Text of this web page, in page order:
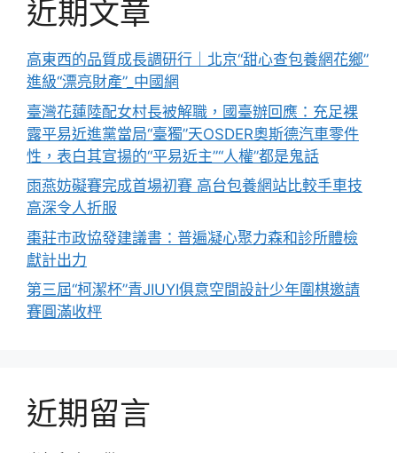
近期文章
高東西的品質成長調研行｜北京“甜心查包養網花鄉”
進級“漂亮財產”_中國網
臺灣花蓮陸配女村長被解職，國臺辦回應：充足裸
露平易近進黨當局“臺獨”天OSDER奧斯德汽車零件
性，表白其宣揚的“平易近主”“人權”都是鬼話
雨燕妨礙賽完成首場初賽 高台包養網站比較手車技
高深令人折服
棗莊市政協發建議書：普遍凝心聚力森和診所體檢
獻計出力
第三屆“柯潔杯”青JIUYI俱意空間設計少年圍棋邀請
賽圓滿收枰
近期留言